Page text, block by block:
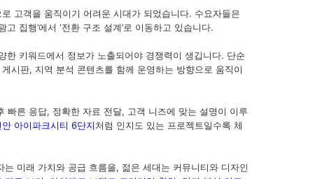
고객을 움직이기 어려운 시대가 되었습니다. 수요자들은
집행’에서 ‘전환 구조 설계’로 이동하고 있습니다.
키워드에서 정보가 노출되어야 경쟁력이 생깁니다. 단순
시판, 지역 분석 콘텐츠를 함께 운영하는 방향으로 움직이
빠른 응답, 정확한 자료 전달, 고객 니즈에 맞는 설명이 이루
안 아이파크시티 6단지처럼 인지도 있는 프로젝트일수록 체
미래 가치와 공급 흐름을, 젊은 세대는 커뮤니티와 디자인